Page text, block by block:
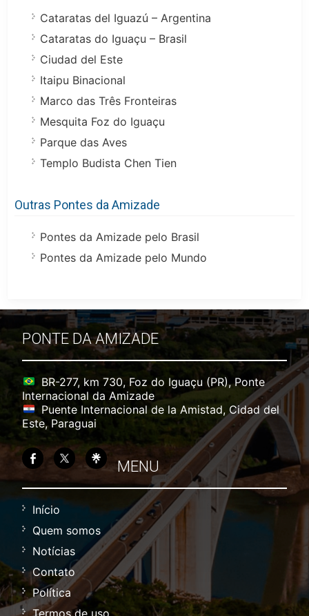
Cataratas del Iguazú – Argentina
Cataratas do Iguaçu – Brasil
Ciudad del Este
Itaipu Binacional
Marco das Três Fronteiras
Mesquita Foz do Iguaçu
Parque das Aves
Templo Budista Chen Tien
Outras Pontes da Amizade
Pontes da Amizade pelo Brasil
Pontes da Amizade pelo Mundo
PONTE DA AMIZADE
BR-277, km 730, Foz do Iguaçu (PR), Ponte
Internacional da Amizade
Puente Internacional de la Amistad, Cidad del
Este, Paraguai
MENU
Início
Quem somos
Notícias
Contato
Política
Termos de uso